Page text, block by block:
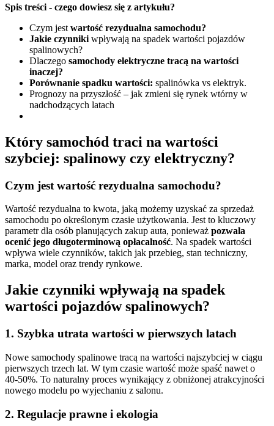
Spis treści - czego dowiesz się z artykułu?
Czym jest wartość rezydualna samochodu?
Jakie czynniki wpływają na spadek wartości pojazdów
spalinowych?
Dlaczego samochody elektryczne tracą na wartości
inaczej?
Porównanie spadku wartości: spalinówka vs elektryk.
Prognozy na przyszłość – jak zmieni się rynek wtórny w
nadchodzących latach
Który samochód traci na wartości
szybciej: spalinowy czy elektryczny?
Czym jest wartość rezydualna samochodu?
Wartość rezydualna to kwota, jaką możemy uzyskać za sprzedaż
samochodu po określonym czasie użytkowania. Jest to kluczowy
parametr dla osób planujących zakup auta, ponieważ pozwala
ocenić jego długoterminową opłacalność. Na spadek wartości
wpływa wiele czynników, takich jak przebieg, stan techniczny,
marka, model oraz trendy rynkowe.
Jakie czynniki wpływają na spadek
wartości pojazdów spalinowych?
1. Szybka utrata wartości w pierwszych latach
Nowe samochody spalinowe tracą na wartości najszybciej w ciągu
pierwszych trzech lat. W tym czasie wartość może spaść nawet o
40-50%. To naturalny proces wynikający z obniżonej atrakcyjności
nowego modelu po wyjechaniu z salonu.
2. Regulacje prawne i ekologia